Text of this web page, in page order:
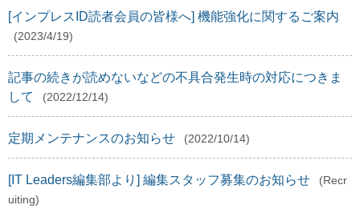
[インプレスID読者会員の皆様へ] 機能強化に関するご案内
(2023/4/19)
記事の続きが読めないなどの不具合発生時の対応につきま
して
(2022/12/14)
定期メンテナンスのお知らせ (2022/10/14)
[IT Leaders編集部より] 編集スタッフ募集のお知らせ
(Recr
uiting)